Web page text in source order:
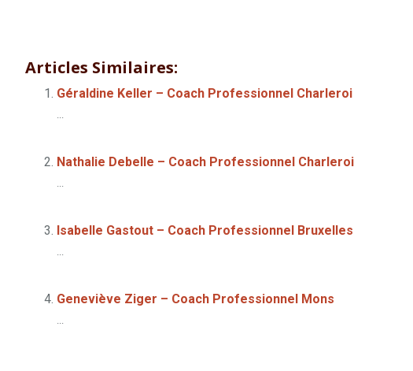
Articles Similaires:
Géraldine Keller – Coach Professionnel Charleroi
...
Nathalie Debelle – Coach Professionnel Charleroi
...
Isabelle Gastout – Coach Professionnel Bruxelles
...
Geneviève Ziger – Coach Professionnel Mons
...